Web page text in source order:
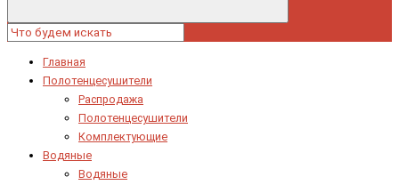
Главная
Полотенцесушители
Распродажа
Полотенцесушители
Комплектующие
Водяные
Водяные